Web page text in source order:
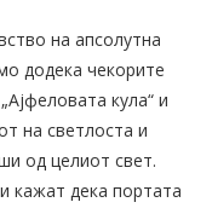
на апсолутна
додека чекорите
кула“ и
на светлоста и
од целиот свет.
кажат дека портата